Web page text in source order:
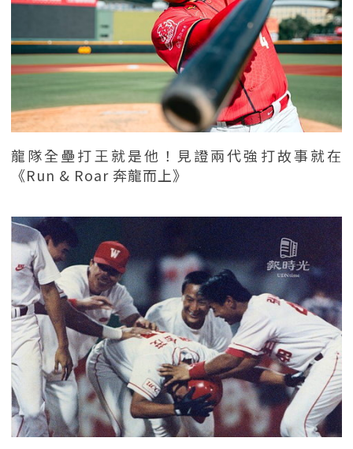
龍隊全壘打王就是他！見證兩代強打故事就在
《Run & Roar 奔龍而上》